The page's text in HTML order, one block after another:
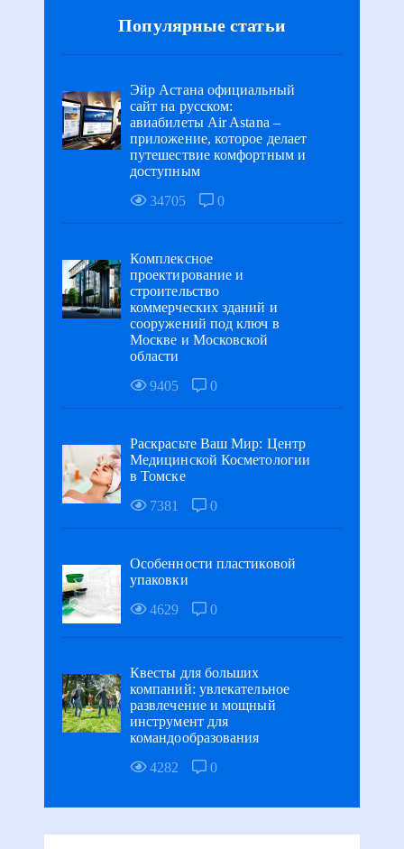
Популярные статьи
Эйр Астана официальный
сайт на русском:
авиабилеты Air Astana –
приложение, которое делает
путешествие комфортным и
доступным
34705
0
Комплексное
проектирование и
строительство
коммерческих зданий и
сооружений под ключ в
Москве и Московской
области
9405
0
Раскрасьте Ваш Мир: Центр
Медицинской Косметологии
в Томске
7381
0
Особенности пластиковой
упаковки
4629
0
Квесты для больших
компаний: увлекательное
развлечение и мощный
инструмент для
командообразования
4282
0